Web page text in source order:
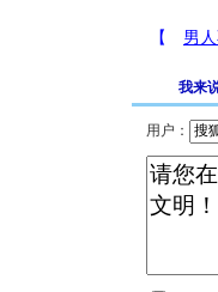
我来
用户：